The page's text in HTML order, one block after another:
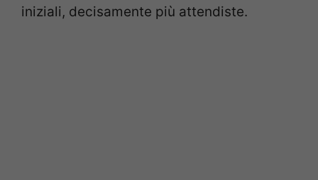
iniziali, decisamente più attendiste.